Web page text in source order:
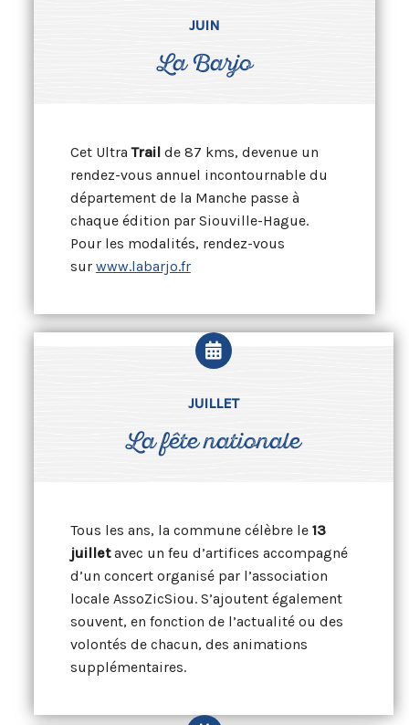
JUIN
La Barjo
Cet UltraTrail de 87 kms, devenue un
rendez-vous annuel incontournable du
département de la Manche passe à
chaque édition par Siouville-Hague.
Pour les modalités, rendez-vous
sur www.labarjo.fr
JUILLET
La fête nationale
Tous les ans, la commune célèbre le 13
juilletavec un feu d’artifices accompagné
d’un concert organisé par l’association
locale AssoZicSiou. S’ajoutent également
souvent, en fonction de l’actualité ou des
volontés de chacun, des animations
supplémentaires.